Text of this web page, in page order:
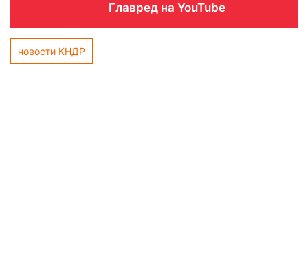
Главред на YouTube
новости КНДР